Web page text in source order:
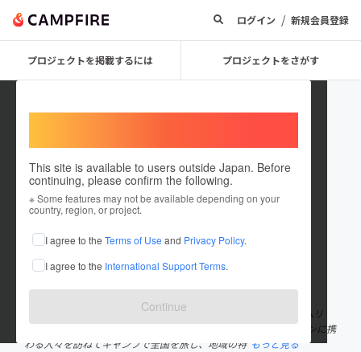
ログイン / 新規会員登録
プロジェクトを掲載するには プロジェクトをさがす
This site is available to users outside Japan. Before
continuing, please confirm the following.
※ Some features may not be available depending on your
country, region, or project.
I agree to the Terms of Use and Privacy Policy.
I agree to the International Support Terms.
Continue
anna_camp_wine
これまでに1回支援して3件のプロジェクトを投稿しています
在住国：日本 現在地：京都府
出身国：日本 出身地：京都府
キャンプで旅するワインソムリエのANNAと申します！ ワインソムリ
エ、アドバイザー、ワイン専門酒屋として活動中。 その傍らワインに携
わる人々を訪ねてキャンプで全国を旅し、地域の特 もっと見る